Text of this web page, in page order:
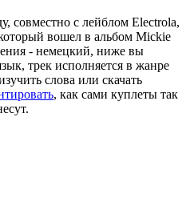
совместно с лейблом Electrola,
вошел в альбом Mickie
- немецкий, ниже вы
трек исполняется в жанре
слова или скачать
, как сами куплеты так